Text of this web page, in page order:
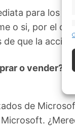
para los
o si, por el
que la
o vender?
de